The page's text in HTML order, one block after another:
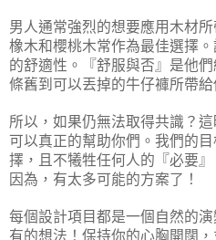
男人通常強烈的想要應用木材
橡木和櫻桃木常作為最佳選擇
的舒適性。『舒服與否』是他
條舊到可以丟掉的牛仔褲所帶
所以，如果仍無法取得共識？
可以真正的幫助你們。我們的
擇，且不犧牲任何人的『必要
因為，有太多可能的方案了！
每個設計項目都是一個自然的
有的想法！保持你的心胸開闊